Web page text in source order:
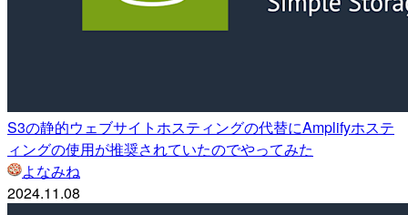
S3の静的ウェブサイトホスティングの代替にAmplifyホステ
ィングの使用が推奨されていたのでやってみた
よなみね
2024.11.08